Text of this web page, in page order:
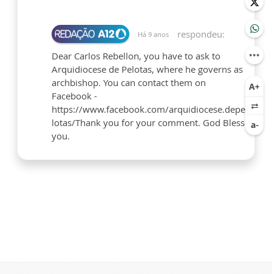
Há 9 anos
respondeu:
Dear Carlos Rebellon, you have to ask to
Arquidiocese de Pelotas, where he governs as
archbishop. You can contact them on
Facebook -
https://www.facebook.com/arquidiocese.depe
lotas/Thank you for your comment. God Bless
you.